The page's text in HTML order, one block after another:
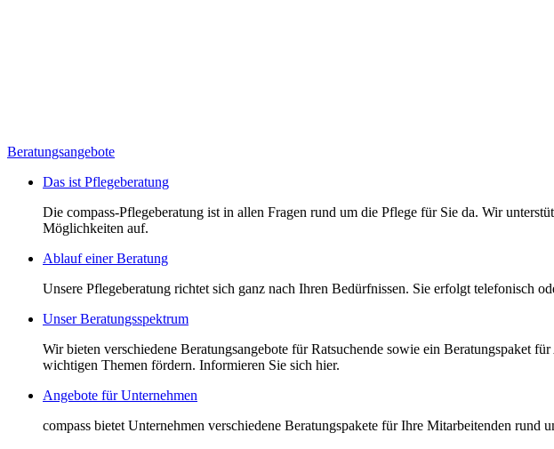
Beratungsangebote
Das ist Pflegeberatung
Die compass-Pflegeberatung ist in allen Fragen rund um die Pflege für Sie da. Wir
Möglichkeiten auf.
Ablauf einer Beratung
Unsere Pflegeberatung richtet sich ganz nach Ihren Bedürfnissen. Sie erfolgt telefonisch
Unser Beratungsspektrum
Wir bieten verschiedene Beratungsangebote für Ratsuchende sowie ein Beratungspaket
wichtigen Themen fördern. Informieren Sie sich hier.
Angebote für Unternehmen
compass bietet Unternehmen verschiedene Beratungspakete für Ihre Mitarbeitenden rund